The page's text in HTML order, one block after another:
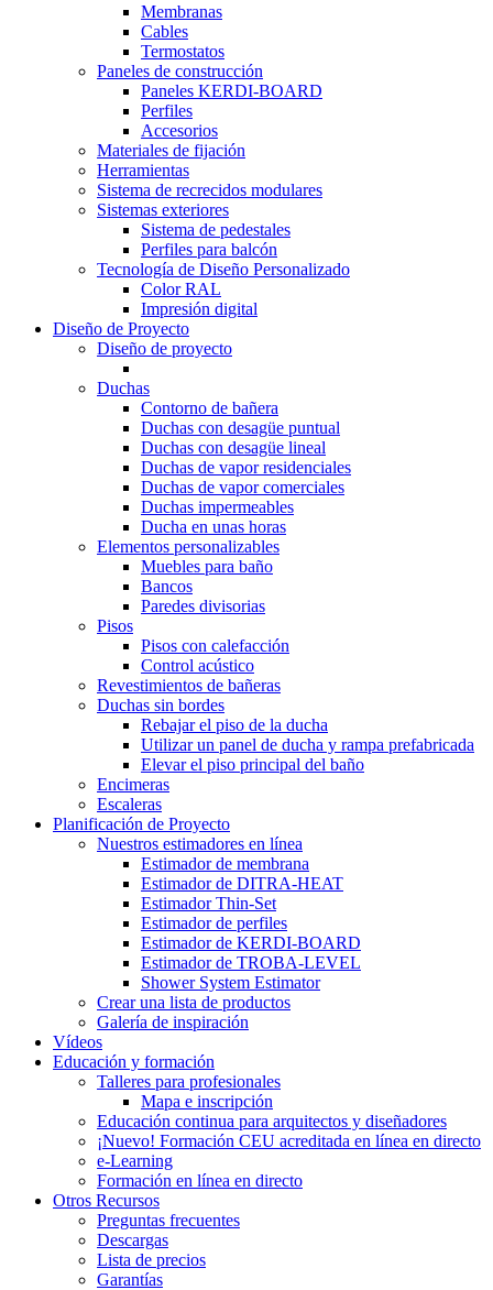
Membranas
Cables
Termostatos
Paneles de construcción
Paneles KERDI-BOARD
Perfiles
Accesorios
Materiales de fijación
Herramientas
Sistema de recrecidos modulares
Sistemas exteriores
Sistema de pedestales
Perfiles para balcón
Tecnología de Diseño Personalizado
Color RAL
Impresión digital
Diseño de Proyecto
Diseño de proyecto
Duchas
Contorno de bañera
Duchas con desagüe puntual
Duchas con desagüe lineal
Duchas de vapor residenciales
Duchas de vapor comerciales
Duchas impermeables
Ducha en unas horas
Elementos personalizables
Muebles para baño
Bancos
Paredes divisorias
Pisos
Pisos con calefacción
Control acústico
Revestimientos de bañeras
Duchas sin bordes
Rebajar el piso de la ducha
Utilizar un panel de ducha y rampa prefabricada
Elevar el piso principal del baño
Encimeras
Escaleras
Planificación de Proyecto
Nuestros estimadores en línea
Estimador de membrana
Estimador de DITRA-HEAT
Estimador Thin-Set
Estimador de perfiles
Estimador de KERDI-BOARD
Estimador de TROBA-LEVEL
Shower System Estimator
Crear una lista de productos
Galería de inspiración
Vídeos
Educación y formación
Talleres para profesionales
Mapa e inscripción
Educación continua para arquitectos y diseñadores
¡Nuevo! Formación CEU acreditada en línea en directo
e-Learning
Formación en línea en directo
Otros Recursos
Preguntas frecuentes
Descargas
Lista de precios
Garantías